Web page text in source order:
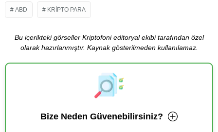
ABD KRIPTO PARA
Bu içerikteki görseller Kriptofoni editoryal ekibi tarafından özel
olarak hazırlanmıştır. Kaynak gösterilmeden kullanılamaz.
Bize Neden Güvenebilirsiniz?